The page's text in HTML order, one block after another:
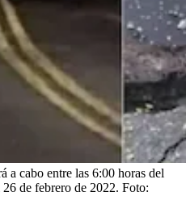
a cabo entre las 6:00 horas del
de febrero de 2022. Foto: